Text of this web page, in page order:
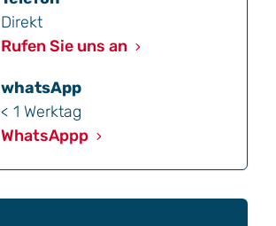
Direkt
Rufen Sie uns an
whatsApp
< 1 Werktag
WhatsAppp